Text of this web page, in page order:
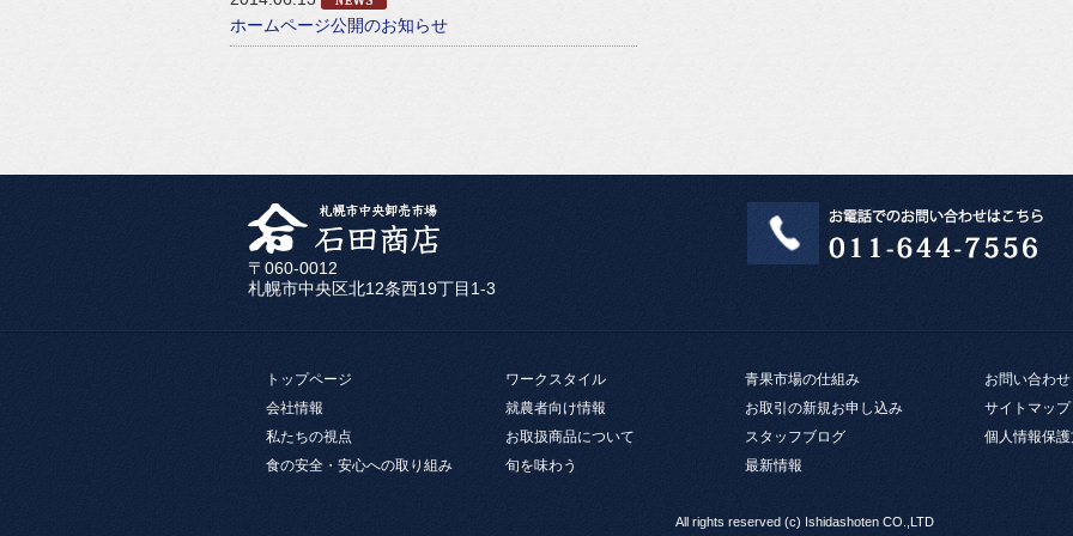
ホームページ公開のお知らせ
〒060-0012
札幌市中央区北12条西19丁目1-3
トップページ
会社情報
私たちの視点
食の安全・安心への取り組み
ワークスタイル
就農者向け情報
お取扱商品について
旬を味わう
青果市場の仕組み
お取引の新規お申し込み
スタッフブログ
最新情報
お問い合わせ
サイトマップ
個人情報保
All rights reserved (c) Ishidashoten CO.,LTD